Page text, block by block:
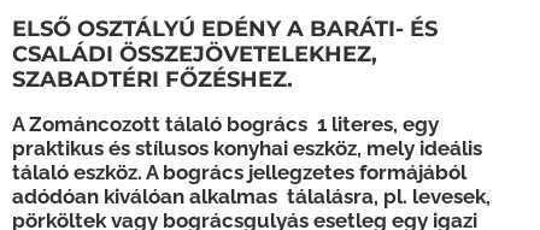
ELSŐ OSZTÁLYÚ EDÉNY A BARÁTI- ÉS
CSALÁDI ÖSSZEJÖVETELEKHEZ,
SZABADTÉRI FŐZÉSHEZ.
A Zománcozott tálaló bogrács 1 literes, egy
praktikus és stílusos konyhai eszköz, mely ideális
tálaló eszköz. A bogrács jellegzetes formájából
adódóan kiválóan alkalmas tálalásra, pl. levesek,
pörköltek vagy bográcsgulyás esetleg egy igazi